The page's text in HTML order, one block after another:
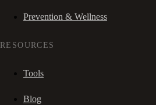
Prevention & Wellness
RESOURCES
Tools
Blog